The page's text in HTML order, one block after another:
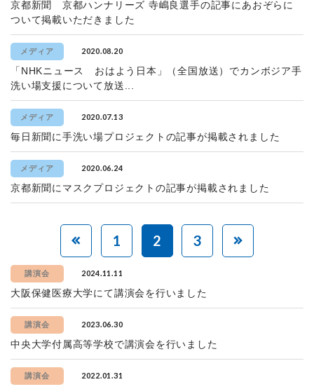
京都新聞 京都ハンナリーズ 寺嶋良選手の記事にあおぞらに
ついて掲載いただきました
メディア 2020.08.20
「NHKニュース おはよう日本」（全国放送）でカンボジア手
洗い場支援について放送...
メディア 2020.07.13
毎日新聞に手洗い場プロジェクトの記事が掲載されました
メディア 2020.06.24
京都新聞にマスクプロジェクトの記事が掲載されました
1 2 3
講演会 2024.11.11
大阪保健医療大学にて講演会を行いました
講演会 2023.06.30
中央大学付属高等学校で講演会を行いました
講演会 2022.01.31